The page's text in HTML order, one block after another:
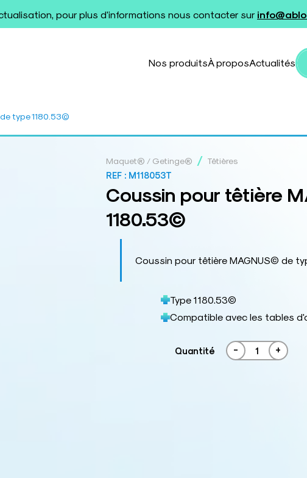
pour plus d'informations nous contacter sur
Nos produitsÀ proposActualités
type 1180.53©
Maquet® / Getinge® / Têtières
REF : M118053T
Coussin pour têtière
1180.53©
Coussin pour têtière MAGNUS© de
Type 1180.53©
Compatible avec les tables
Quantité - +